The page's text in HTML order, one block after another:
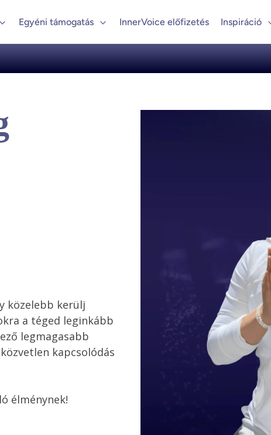
Egyéni támogatás InnerVoice előfizetés Inspiráció
közelebb kerülj
a téged leginkább
legmagasabb
kapcsolódás
élménynek!